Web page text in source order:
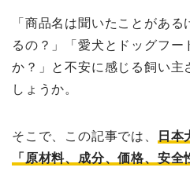
「商品名は聞いたことがあ
るの？」「愛犬とドッグフー
か？」と不安に感じる飼い主
しょうか。
そこで、この記事では、
日本
「原材料、成分、価格、安